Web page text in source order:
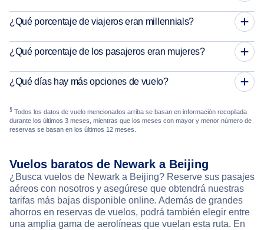
¿Qué porcentaje de viajeros eran millennials?
¿Qué porcentaje de los pasajeros eran mujeres?
¿Qué días hay más opciones de vuelo?
§ Todos los datos de vuelo mencionados arriba se basan en información recopilada
durante los últimos 3 meses, mientras que los meses con mayor y menor número de
reservas se basan en los últimos 12 meses.
Vuelos baratos de Newark a Beijing
¿Busca vuelos de Newark a Beijing? Reserve sus pasajes
aéreos con nosotros y asegúrese que obtendrá nuestras
tarifas más bajas disponible online. Además de grandes
ahorros en reservas de vuelos, podrá también elegir entre
una amplia gama de aerolíneas que vuelan esta ruta. En